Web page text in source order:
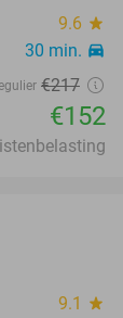
9.6 star
30 min. directions_car
€217
€152
9.1 star